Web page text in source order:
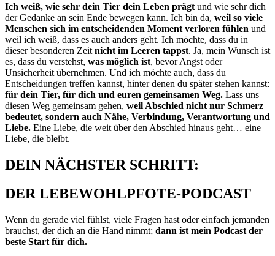
Ich weiß, wie sehr dein Tier dein Leben prägt und wie sehr dich
der Gedanke an sein Ende bewegen kann. Ich bin da, weil so viele
Menschen sich im entscheidenden Moment verloren fühlen und
weil ich weiß, dass es auch anders geht. Ich möchte, dass du in
dieser besonderen Zeit nicht im Leeren tappst. Ja, mein Wunsch ist
es, dass du verstehst, was möglich ist, bevor Angst oder
Unsicherheit übernehmen. Und ich möchte auch, dass du
Entscheidungen treffen kannst, hinter denen du später stehen kannst:
für dein Tier, für dich und euren gemeinsamen Weg. Lass uns
diesen Weg gemeinsam gehen, weil Abschied nicht nur Schmerz
bedeutet, sondern auch Nähe, Verbindung, Verantwortung und
Liebe. Eine Liebe, die weit über den Abschied hinaus geht… eine
Liebe, die bleibt.
DEIN NÄCHSTER SCHRITT:
DER LEBEWOHLPFOTE-PODCAST
Wenn du gerade viel fühlst, viele Fragen hast oder einfach jemanden
brauchst, der dich an die Hand nimmt; dann ist mein Podcast der
beste Start für dich.